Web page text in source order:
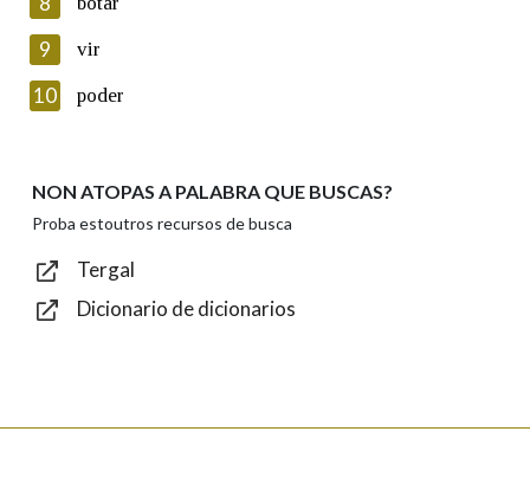
Lin e acepto as condicións da política de
Introduce o código que aparece na imaxe:
Texto de verificación
9 vir
10 poder
NON ATOPAS A PALABRA QUE BUSCAS?
Proba estoutros recursos de busca
Tergal
Dicionario de dicionarios